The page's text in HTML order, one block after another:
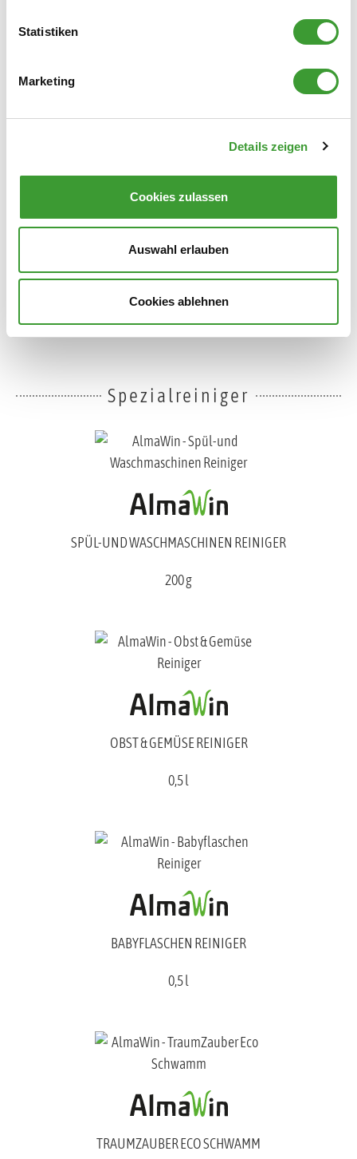
Statistiken
Marketing
Details zeigen
Cookies zulassen
Auswahl erlauben
Cookies ablehnen
GLAS & FENSTER REINIGER NACHFÜLLBEUTEL
GLAS & FENSTER REINIGER
Spezialreiniger
SPÜL-UND WASCHMASCHINEN REINIGER
200 g
OBST & GEMÜSE REINIGER
0,5 l
BABYFLASCHEN REINIGER
0,5 l
TRAUMZAUBER ECO SCHWAMM